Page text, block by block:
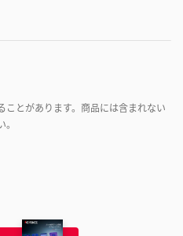
とがあります。商品には含まれない